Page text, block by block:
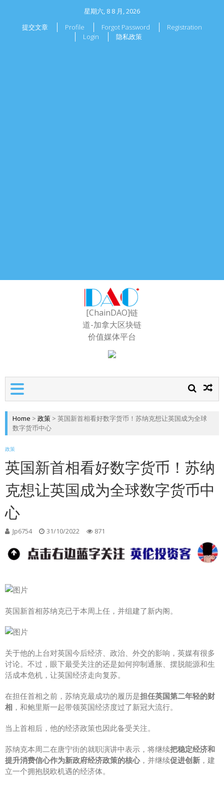
星期六, 8 8 月, 2026
提交文章
Profile Forgot Password
Registration
Login
隐私政策
[ChainDAO]链
道-加拿大区块链
价值媒体平台
Home > 政策 > 英国新首相看好数字货币！苏纳克想让英国成为全球
数字货币中心
政策
英国新首相看好数字货币！苏纳
克想让英国成为全球数字货币中
心
Jp6754 31/10/2022 871
英国新首相苏纳克已于本周上任，并组建了新内阁。
关于他的上台对英国今后经济、政治、外交的影响，英媒有很多
讨论。不过，眼下最受关注的还是如何抑制通胀、摆脱能源和生
活成本危机，让英国经济走向复苏。
在担任首相之前，苏纳克最成功的履历是担任英国第二年轻的财
相 ，和鲍里斯一起带领英国经济度过了新冠大流行。
当上首相后，他的经济政策也因此备受关注。
苏纳克本周二在唐宁街的就职演讲中表示，将继续把稳定经济和
提升消费信心作为新政府经济政策的核心，并继续促进创新 ，建
立一个拥抱脱欧机遇的经济体。